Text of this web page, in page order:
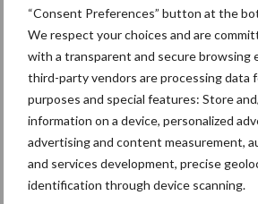
“Consent Preferences” button at the
We respect your choices and are
with a transparent and secure browsing
third-party vendors are processing data
purposes and special features: Store
information on a device, personalized
advertising and content measurement,
and services development, precise
identification through device scanning.
Themapagina
Diergezondheid Fokkerij